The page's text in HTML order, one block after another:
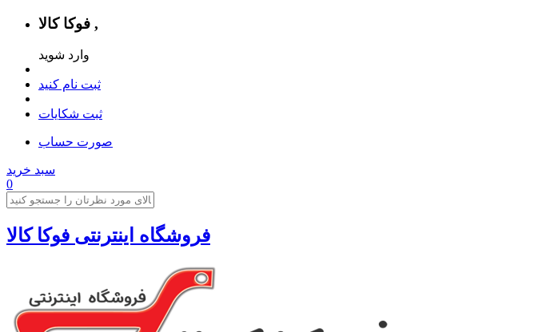
فوکا کالا ,
وارد شوید
ثبت نام کنید
ثبت شکایات
صورت حساب
سبد خرید
0
فروشگاه اینترنتی فوکا کالا